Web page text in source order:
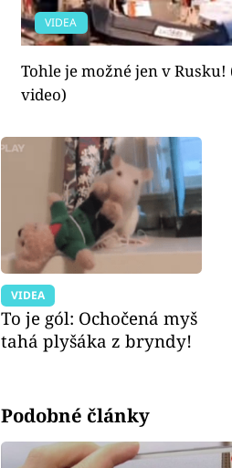
VIDEA
Tohle je možné jen v Rusku!
video)
VIDEA
To je gól: Ochočená myš
tahá plyšáka z bryndy!
Podobné články